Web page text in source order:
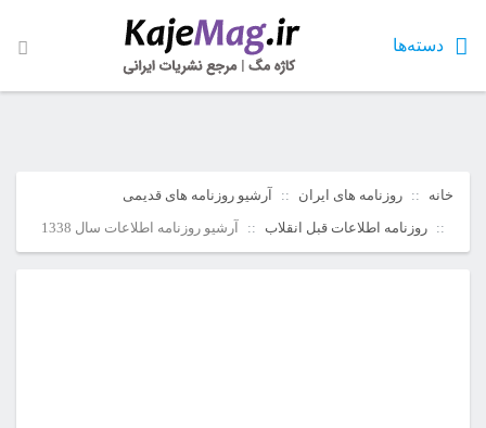
دسته‌ها
خانه روزنامه های ایران
آرشیو روزنامه های قدیمی
روزنامه اطلاعات قبل انقلاب
آرشیو روزنامه اطلاعات سال 1338